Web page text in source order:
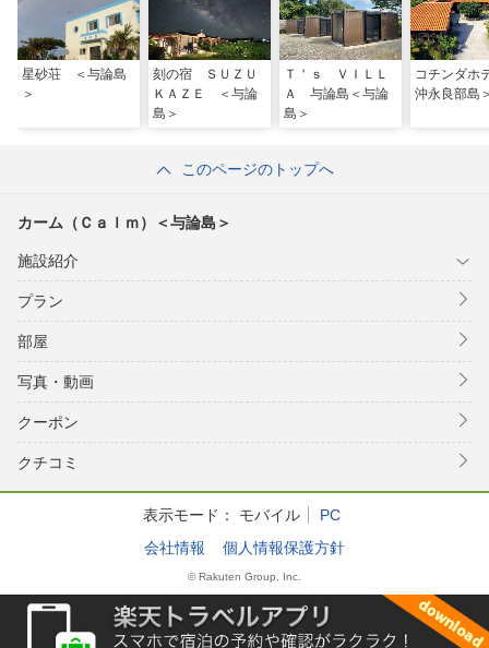
星砂荘 ＜与論島
＞
刻の宿 ＳＵＺＵ
ＫＡＺＥ ＜与論
島＞
Ｔ＇ｓ ＶＩＬＬ
Ａ 与論島＜与論
島＞
コチンダホ
沖永良部島
このページのトップへ
カーム（Ｃａｌｍ）＜与論島＞
施設紹介
プラン
部屋
写真・動画
クーポン
クチコミ
表示モード： モバイル
PC
会社情報
個人情報保護方針
© Rakuten Group, Inc.